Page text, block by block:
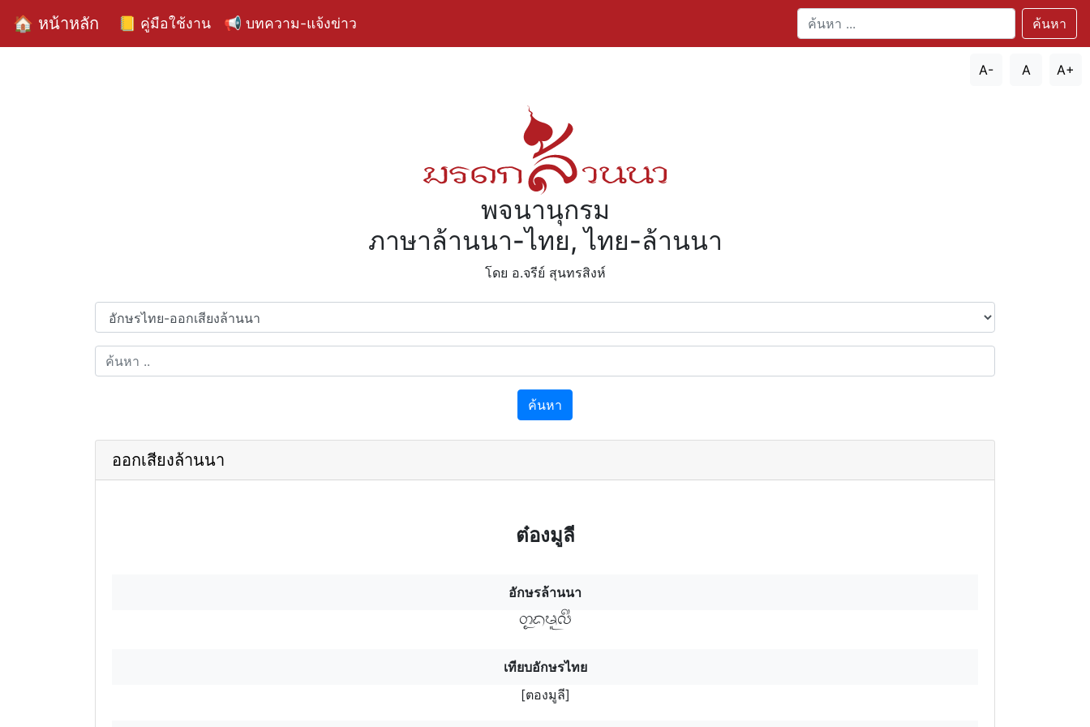
🏠 หน้าหลัก 📒 คู่มือใช้งาน 📢 บทความ-แจ้งข่าว ค้นหา
A- A A+
พจนานุกรม
ภาษาล้านนา-ไทย, ไทย-ล้านนา
โดย อ.จรีย์​ สุนทรสิงห์
ค้นหา
ออกเสียงล้านนา
ต๋องมูลี
อักษรล้านนา
ตอฯงมูลี
เทียบอักษรไทย
[ตองมูลี]